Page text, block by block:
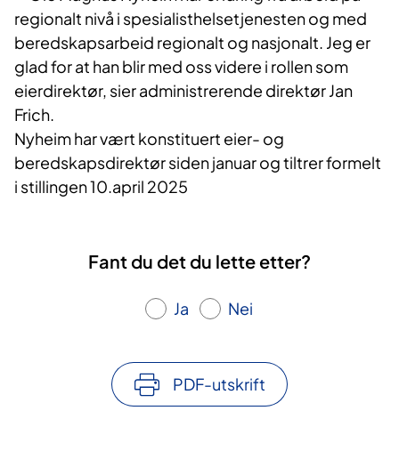
regionalt nivå i spesialisthelsetjenesten og med
beredskapsarbeid regionalt og nasjonalt. Jeg er
glad for at han blir med oss videre i rollen som
eierdirektør, sier administrerende direktør Jan
Frich.
Nyheim har vært konstituert eier- og
beredskapsdirektør siden januar og tiltrer formelt
i stillingen 10.april 2025
Fant du det du lette etter?
Ja Nei
PDF-utskrift